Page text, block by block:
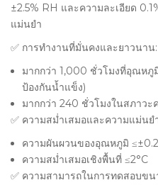
±2.5% RH และความละเอียด
แม่นยำ
✅ การทำงานที่มั่นคงและยาวนาน:
มากกว่า 1,000 ชั่วโมงที่อุณหภู
ป้องกันน้ำแข็ง)
มากกว่า 240 ชั่วโมงในสภาว
✅ ความสม่ำเสมอและความแม่นย
ความผันผวนของอุณหภูมิ
ความสม่ำเสมอเชิงพื้นที่ ≤2°C
✅ ความสามารถในการทดสอบข